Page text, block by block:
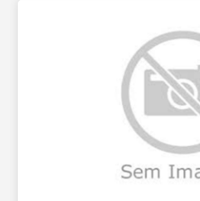
fachada lateral quase que se
consegue se observar toda a
terreno propicia ao uso do
menos gastos para executar a